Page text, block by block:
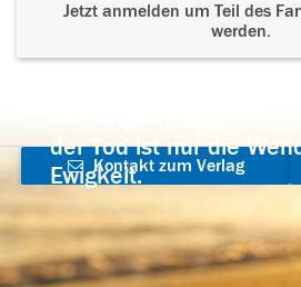
Jetzt anmelden um Teil des
werden.
der Tod ist nur die
Ewigkeit.
Kontakt zum Verlag
aufnehmen